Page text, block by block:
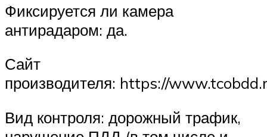
Фиксируется ли камера
антирадаром: да.
Сайт
производителя: https://
Вид контроля: дорожный трафик,